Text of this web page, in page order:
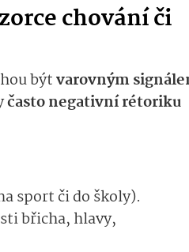
chování či
býtvarovným
často negativní rétoriku
sport či do školy).
břicha, hlavy,